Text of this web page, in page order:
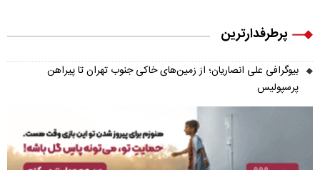
پرطرفدارترین
بیوگرافی علی انصاریان؛ از زمین‌های خاکی جنوب تهران تا پیراهن
پرسپولیس